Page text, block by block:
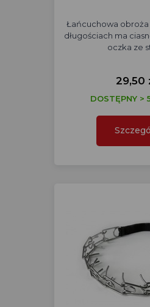
Łańcuchowa obroża
długościach ma
oczka ze
29,50
DOSTĘPNY >